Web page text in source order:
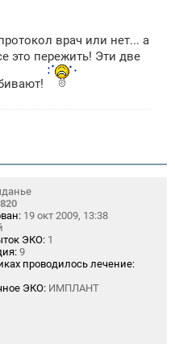
врач или нет... а
это пережить! Эти две
19 окт 2009, 13:38
ЭКО: 1
9
проводилось лечение:
ЭКО: ИМПЛАНТ